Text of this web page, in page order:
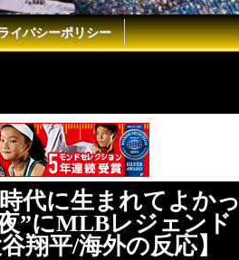
イバシーポリシー
代に生まれてよかっ
”にMLBレジェンド
翔平/海外の反応】